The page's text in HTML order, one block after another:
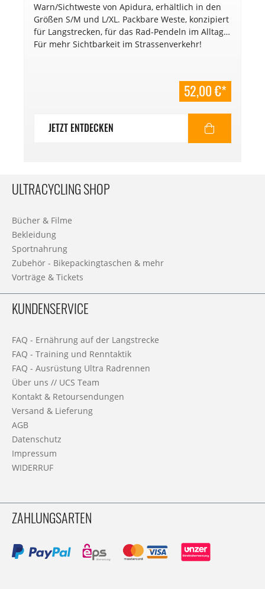
Warn/Sichtweste von Apidura, erhältlich in den
Größen S/M und L/XL. Packbare Weste, konzipiert
für Langstrecken, für das Rad-Pendeln im Alltag.
Für mehr Sichtbarkeit im Strassenverkehr!
52,00 €*
JETZT ENTDECKEN
ULTRACYCLING SHOP
Bücher & Filme
Bekleidung
Sportnahrung
Zubehör - Bikepackingtaschen & mehr
Vorträge & Tickets
KUNDENSERVICE
FAQ - Ernährung auf der Langstrecke
FAQ - Training und Renntaktik
FAQ - Ausrüstung Ultra Radrennen
Über uns // UCS Team
Kontakt & Retoursendungen
Versand & Lieferung
AGB
Datenschutz
Impressum
WIDERRUF
ZAHLUNGSARTEN